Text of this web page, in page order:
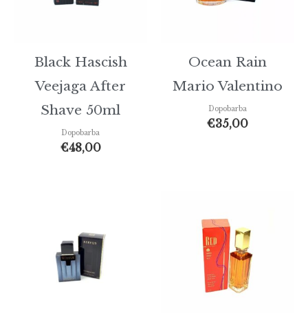
Black Hascish
Veejaga After
Shave 50ml
Dopobarba
€48,00
Ocean Rain
Mario Valentino
Dopobarba
€35,00